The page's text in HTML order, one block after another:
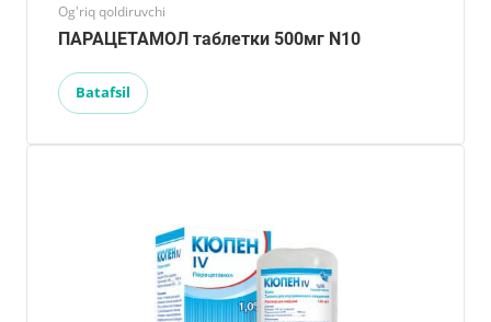
Og'riq qoldiruvchi
ПАРАЦЕТАМОЛ таблетки 500мг N10
Batafsil